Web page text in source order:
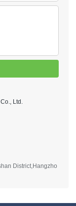
Ltd.
District,Hangzho